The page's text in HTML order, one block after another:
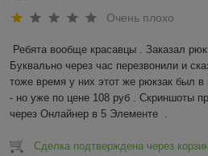
Очень плохо
Ребята вообще красавцы . Заказал
Буквально через час перезвонили и
тоже время у них этот же рюкзак был в
- но уже по цене 108 руб . Скриншоты
через Онлайнер в 5 Элементе  .
Сделка подтверждена через